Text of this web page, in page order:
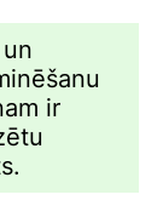
ir